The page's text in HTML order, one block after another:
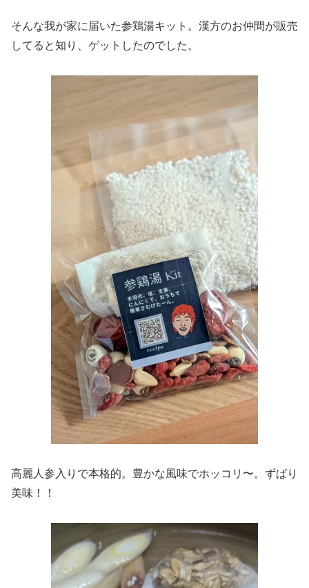
そんな我が家に届いた参鶏湯キット。漢方のお仲間が販売
してると知り、ゲットしたのでした。
高麗人参入りで本格的。豊かな風味でホッコリ〜。ずばり
美味！！